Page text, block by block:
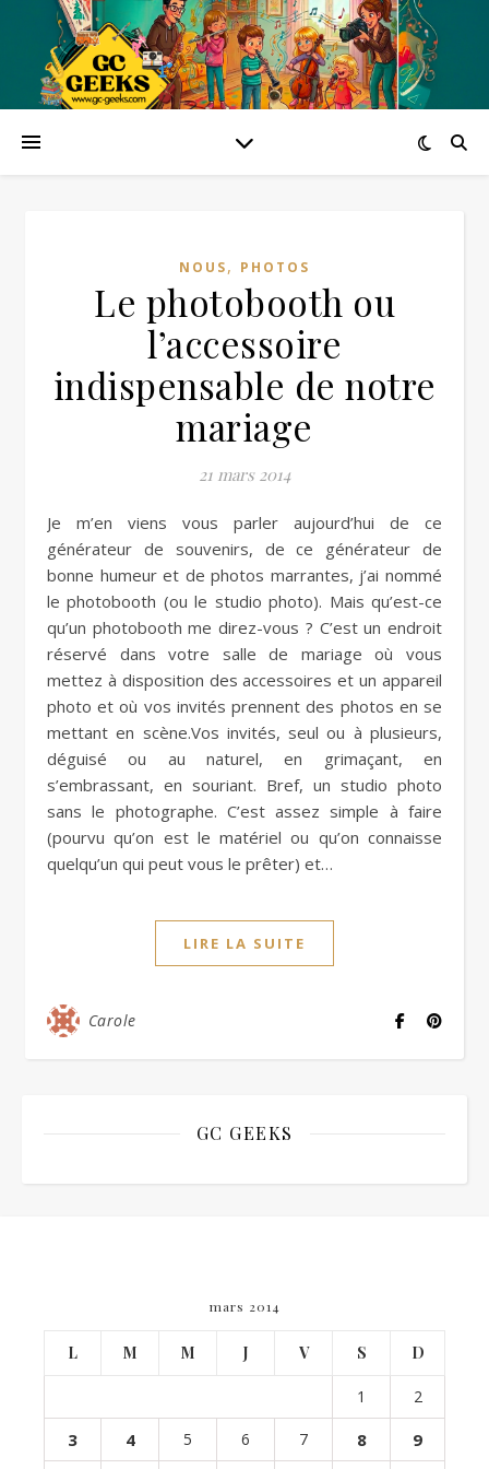
NOUS, PHOTOS
Le photobooth ou
l’accessoire
indispensable de notre
mariage
21 mars 2014
Je m’en viens vous parler aujourd’hui de ce
générateur de souvenirs, de ce générateur de
bonne humeur et de photos marrantes, j’ai nommé
le photobooth (ou le studio photo). Mais qu’est-ce
qu’un photobooth me direz-vous ? C’est un endroit
réservé dans votre salle de mariage où vous
mettez à disposition des accessoires et un appareil
photo et où vos invités prennent des photos en se
mettant en scène.Vos invités, seul ou à plusieurs,
déguisé ou au naturel, en grimaçant, en
s’embrassant, en souriant. Bref, un studio photo
sans le photographe. C’est assez simple à faire
(pourvu qu’on est le matériel ou qu’on connaisse
quelqu’un qui peut vous le prêter) et…
LIRE LA SUITE
Carole
GC GEEKS
mars 2014
L M M J V S D
1 2
3 4 5 6 7 8 9